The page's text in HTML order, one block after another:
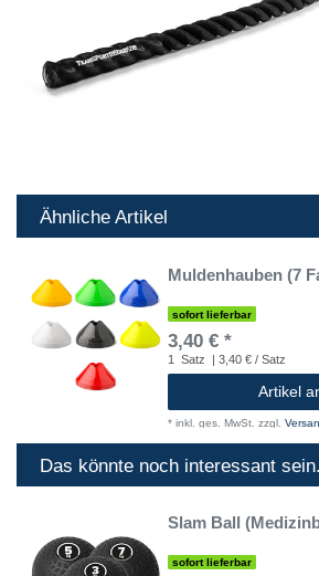
Ähnliche Artikel
Muldenhauben (7
sofort lieferbar
3,40 € *
1 Satz | 3,40 € / Satz
Artikel
* inkl. ges. MwSt. zzgl.
Das könnte noch interessant
Slam Ball
sofort lieferbar